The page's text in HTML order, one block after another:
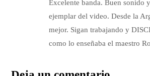
Excelente banda. Buen sonido
ejemplar del video. Desde la
mejor. Sigan trabajando y
como lo enseñaba el maestro